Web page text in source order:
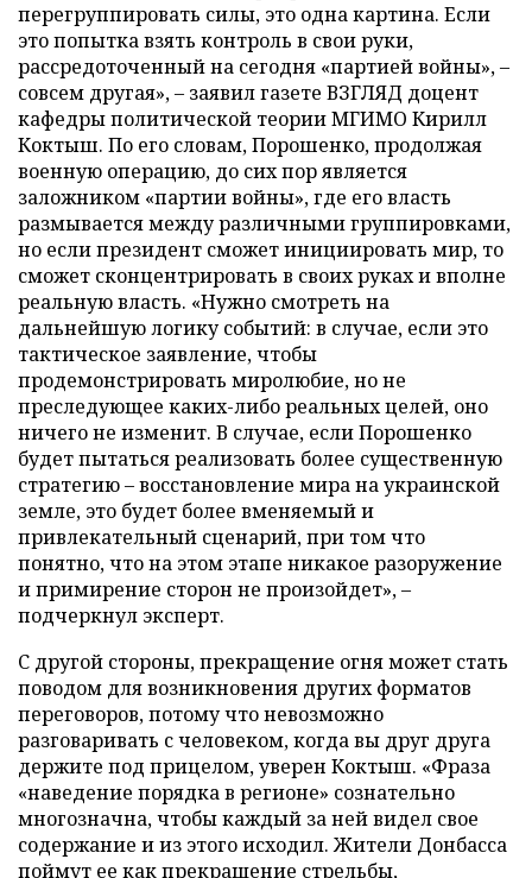
перегруппировать силы, это одна картина. Если
это попытка взять контроль в свои руки,
рассредоточенный на сегодня «партией войны», –
совсем другая», – заявил газете ВЗГЛЯД доцент
кафедры политической теории МГИМО Кирилл
Коктыш. По его словам, Порошенко, продолжая
военную операцию, до сих пор является
заложником «партии войны», где его власть
размывается между различными группировками,
но если президент сможет инициировать мир, то
сможет сконцентрировать в своих руках и вполне
реальную власть. «Нужно смотреть на
дальнейшую логику событий: в случае, если это
тактическое заявление, чтобы
продемонстрировать миролюбие, но не
преследующее каких-либо реальных целей, оно
ничего не изменит. В случае, если Порошенко
будет пытаться реализовать более существенную
стратегию – восстановление мира на украинской
земле, это будет более вменяемый и
привлекательный сценарий, при том что
понятно, что на этом этапе никакое разоружение
и примирение сторон не произойдет», –
подчеркнул эксперт.
С другой стороны, прекращение огня может стать
поводом для возникновения других форматов
переговоров, потому что невозможно
разговаривать с человеком, когда вы друг друга
держите под прицелом, уверен Коктыш. «Фраза
«наведение порядка в регионе» сознательно
многозначна, чтобы каждый за ней видел свое
содержание и из этого исходил. Жители Донбасса
поймут ее как прекращение стрельбы,